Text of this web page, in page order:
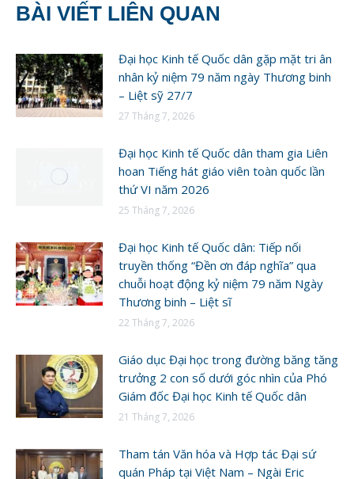
BÀI VIẾT LIÊN QUAN
Đại học Kinh tế Quốc dân gặp mặt tri ân
nhân kỷ niệm 79 năm ngày Thương binh
– Liệt sỹ 27/7
27 Tháng 7, 2026
Đại học Kinh tế Quốc dân tham gia Liên
hoan Tiếng hát giáo viên toàn quốc lần
thứ VI năm 2026
25 Tháng 7, 2026
Đại học Kinh tế Quốc dân: Tiếp nối
truyền thống “Đền ơn đáp nghĩa” qua
chuỗi hoạt động kỷ niệm 79 năm Ngày
Thương binh – Liệt sĩ
22 Tháng 7, 2026
Giáo dục Đại học trong đường băng tăng
trưởng 2 con số dưới góc nhìn của Phó
Giám đốc Đại học Kinh tế Quốc dân
21 Tháng 7, 2026
Tham tán Văn hóa và Hợp tác Đại sứ
quán Pháp tại Việt Nam – Ngài Eric